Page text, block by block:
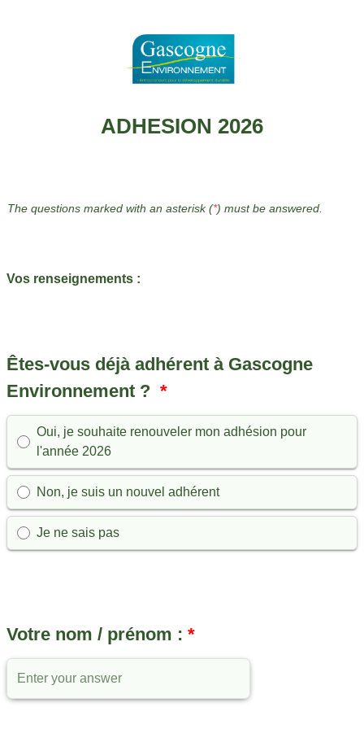
ADHESION 2026
The questions marked with an asterisk (*) must be answered.
Vos renseignements :
Êtes-vous déjà adhérent à Gascogne
Environnement ?
Possible choices
Oui, je souhaite renouveler mon adhésion pour
l'année 2026
Non, je suis un nouvel adhérent
Je ne sais pas
Open Text Question
Votre nom / prénom :